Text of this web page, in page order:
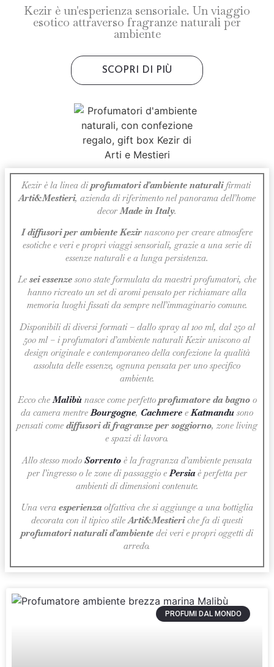
Kezir è un'esperienza sensoriale. Un viaggio
esotico attraverso fragranze naturali per
ambiente
SCOPRI DI PIÙ
Kezir è la linea di profumatori d’ambiente naturalifirmati
Arti&Mestieri, azienda di riferimento nel panorama dell’home
decorMade in Italy.
I diffusori per ambiente Kezir nascono per creare atmosfere
esotiche e veri e propri viaggi sensoriali, grazie a una serie di
essenze naturali e a lunga persistenza.
Le sei essenze sono state formulata da maestri profumatori, che
hanno ricreato un set di aromi pensato per richiamare alla
memoria luoghi fissati da sempre nell’immaginario comune.
Disponibili di diversi formati – dallo spray al 100 ml, dal 250 al
500 ml – i profumatori d’ambiente naturali Kezir uniscono al
design originale e contemporaneo della confezione la qualità
assoluta delle essenze, ognuna pensata per uno specifico
ambiente.
Ecco cheMalibùnasce come perfetto profumatore da bagnoo
da camera mentreBourgogne, Cachmere eKatmandu sono
pensati come diffusori di fragranze per soggiorno, zone living
e spazi di lavoro.
Allo stesso modo Sorrento è la fragranza d’ambiente pensata
per l’ingresso o le zone di passaggio ePersiaè perfetta per
ambienti di dimensioni contenute.
Una vera esperienza olfattiva che si aggiunge a una bottiglia
decorata con il tipico stileArti&Mestieriche fa di questi
profumatori naturali d’ambiente dei veri e propri oggetti di
arredo.
PROFUMI DAL MONDO